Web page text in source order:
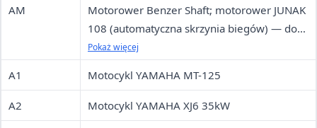
AM
Motorower Benzer Shaft; motorower JUNAK
108 (automatyczna skrzynia biegów) — do
wyboru
Pokaż więcej
A1 Motocykl YAMAHA MT-125
A2 Motocykl YAMAHA XJ6 35kW